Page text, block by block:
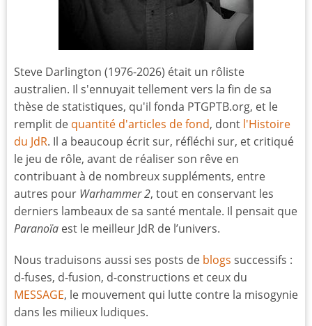
Steve Darlington (1976-2026) était un rôliste
australien. Il s'ennuyait tellement vers la fin de sa
thèse de statistiques, qu'il fonda PTGPTB.org, et le
remplit de quantité d'articles de fond, dont l'Histoire
du JdR. Il a beaucoup écrit sur, réfléchi sur, et critiqué
le jeu de rôle, avant de réaliser son rêve en
contribuant à de nombreux suppléments, entre
autres pour Warhammer 2, tout en conservant les
derniers lambeaux de sa santé mentale. Il pensait que
Paranoïa est le meilleur JdR de l’univers.
Nous traduisons aussi ses posts de blogs successifs :
d-fuses, d-fusion, d-constructions et ceux du
MESSAGE, le mouvement qui lutte contre la misogynie
dans les milieux ludiques.